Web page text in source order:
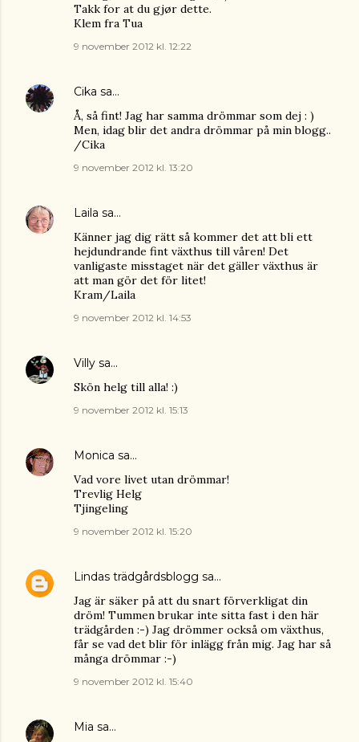
Takk for at du gjør dette.
Klem fra Tua
9 november 2012 kl. 12:22
Cika sa…
Å, så fint! Jag har samma drömmar som dej : )
Men, idag blir det andra drömmar på min blogg..
/Cika
9 november 2012 kl. 13:20
Laila sa…
Känner jag dig rätt så kommer det att bli ett
hejdundrande fint växthus till våren! Det
vanligaste misstaget när det gäller växthus är
att man gör det för litet!
Kram/Laila
9 november 2012 kl. 14:53
Villy sa…
Skön helg till alla! :)
9 november 2012 kl. 15:13
Monica sa…
Vad vore livet utan drömmar!
Trevlig Helg
Tjingeling
9 november 2012 kl. 15:20
Lindas trädgårdsblogg sa…
Jag är säker på att du snart förverkligat din
dröm! Tummen brukar inte sitta fast i den här
trädgården :-) Jag drömmer också om växthus,
får se vad det blir för inlägg från mig. Jag har så
många drömmar :-)
9 november 2012 kl. 15:40
Mia sa…